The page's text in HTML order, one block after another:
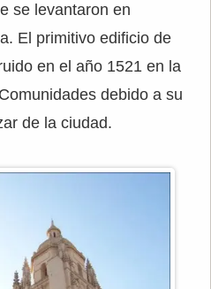
se levantaron en
El primitivo edificio de
en el año 1521 en la
debido a su
de la ciudad.